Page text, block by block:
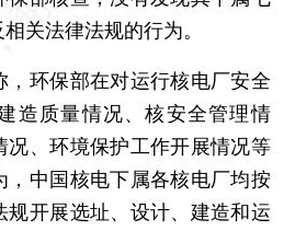
关法律法规的行为。
环保部在对运行核电厂安全
造质量情况、核安全管理情
况、环境保护工作开展情况等
，中国核电下属各核电厂均按
规开展选址、设计、建造和运